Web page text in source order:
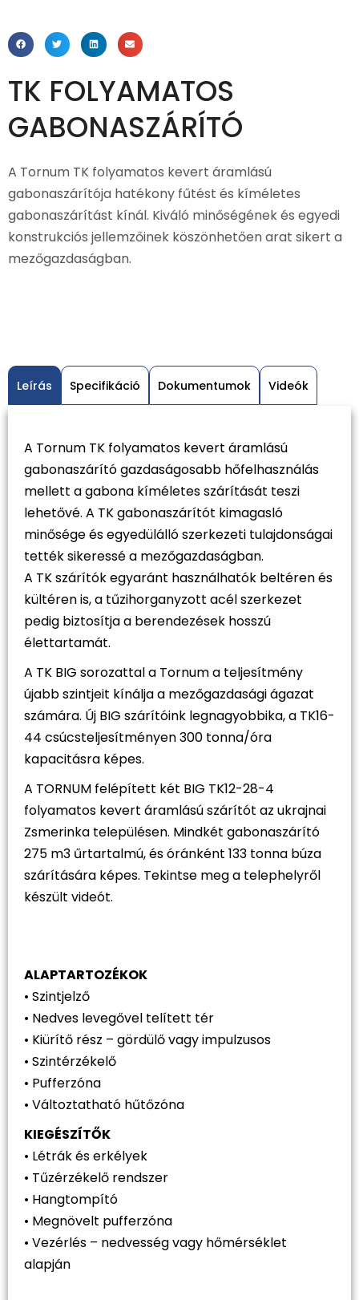
TK FOLYAMATOS
GABONASZÁRÍTÓ
A Tornum TK folyamatos kevert áramlású
gabonaszárítója hatékony fűtést és kíméletes
gabonaszárítást kínál. Kiváló minőségének és egyedi
konstrukciós jellemzőinek köszönhetően arat sikert a
mezőgazdaságban.
Leírás Specifikáció Dokumentumok Videók
A Tornum TK folyamatos kevert áramlású
gabonaszárító gazdaságosabb hőfelhasználás
mellett a gabona kíméletes szárítását teszi
lehetővé. A TK gabonaszárítót kimagasló
minősége és egyedülálló szerkezeti tulajdonságai
tették sikeressé a mezőgazdaságban.
A TK szárítók egyaránt használhatók beltéren és
kültéren is, a tűzihorganyzott acél szerkezet
pedig biztosítja a berendezések hosszú
élettartamát.
A TK BIG sorozattal a Tornum a teljesítmény
újabb szintjeit kínálja a mezőgazdasági ágazat
számára. Új BIG szárítóink legnagyobbika, a TK16-
44 csúcsteljesítményen 300 tonna/óra
kapacitásra képes.
A TORNUM felépített két BIG TK12-28-4
folyamatos kevert áramlású szárítót az ukrajnai
Zsmerinka településen. Mindkét gabonaszárító
275 m3 űrtartalmú, és óránként 133 tonna búza
szárítására képes. Tekintse meg a telephelyről
készült videót.
ALAPTARTOZÉKOK
• Szintjelző
• Nedves levegővel telített tér
• Kiürítő rész – gördülő vagy impulzusos
• Szintérzékelő
• Pufferzóna
• Változtatható hűtőzóna
KIEGÉSZÍTŐK
• Létrák és erkélyek
• Tűzérzékelő rendszer
• Hangtompító
• Megnövelt pufferzóna
• Vezérlés – nedvesség vagy hőmérséklet
alapján